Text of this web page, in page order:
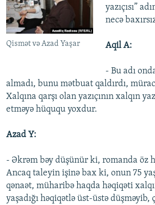
Qismət və Azad Yaşar
yazıçısı”
necə
Aqil A:
- Bu adı
almadı, bunu mətbuat qaldırdı,
Xalqına qarşı olan yazıçının xalqın
etməyə hüququ yoxdur.
Azad Y:
- Əkrəm bəy düşünür ki, romanda öz
Ancaq taleyin işinə bax ki, onun 75
qənaət, müharibə haqda həqiqəti
yaşadığı həqiqətlə üst-üstə düşməyib,